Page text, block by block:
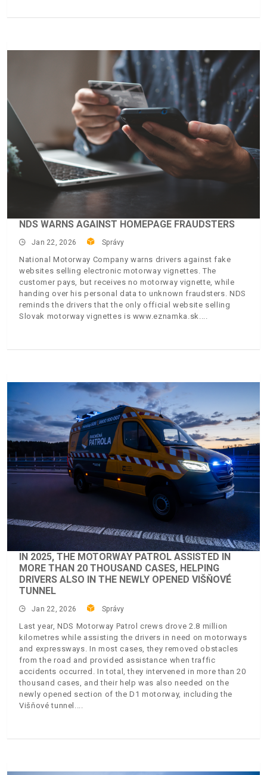
NDS WARNS AGAINST HOMEPAGE FRAUDSTERS
Jan 22, 2026 Správy
National Motorway Company warns drivers against fake
websites selling electronic motorway vignettes. The
customer pays, but receives no motorway vignette, while
handing over his personal data to unknown fraudsters. NDS
reminds the drivers that the only official website selling
Slovak motorway vignettes is www.eznamka.sk.
IN 2025, THE MOTORWAY PATROL ASSISTED IN
MORE THAN 20 THOUSAND CASES, HELPING
DRIVERS ALSO IN THE NEWLY OPENED VIŠŇOVÉ
TUNNEL
Jan 22, 2026 Správy
Last year, NDS Motorway Patrol crews drove 2.8 million
kilometres while assisting the drivers in need on motorways
and expressways. In most cases, they removed obstacles
from the road and provided assistance when traffic
accidents occurred. In total, they intervened in more than 20
thousand cases, and their help was also needed on the
newly opened section of the D1 motorway, including the
Višňové tunnel.